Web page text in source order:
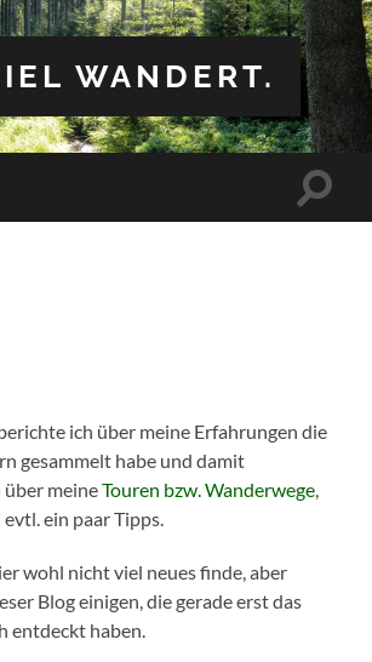
WANDERT.
ich über meine Erfahrungen die
gesammelt habe und damit
über meineTouren bzw. Wanderwege
ein paar Tipps.
wohl nicht viel neues finde, aber
Blog einigen, die gerade erst das
entdeckt haben.